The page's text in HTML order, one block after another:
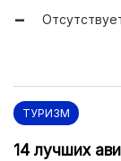
Одна из
ТУРИЗМ
14 лучших